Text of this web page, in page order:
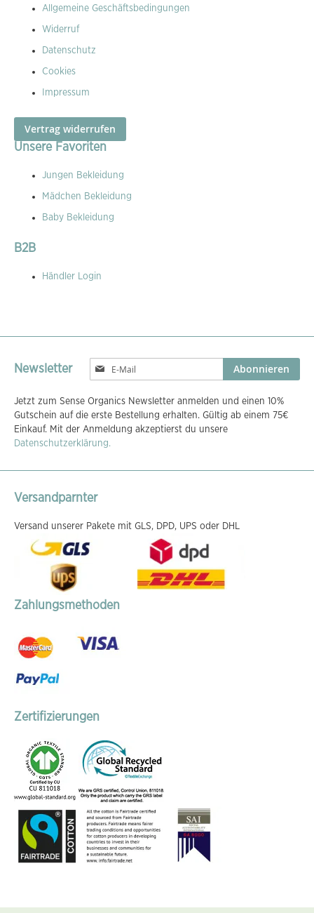
Allgemeine Geschäftsbedingungen
Widerruf
Datenschutz
Cookies
Impressum
Vertrag widerrufen
Unsere Favoriten
Jungen Bekleidung
Mädchen Bekleidung
Baby Bekleidung
B2B
Händler Login
Newsletter
Melden
Sie
für
unseren
Newsletter
an:
Abonnieren
Jetzt zum Sense Organics Newsletter anmelden und einen 10%
Gutschein auf die erste Bestellung erhalten. Gültig ab einem 75€
Einkauf. Mit der Anmeldung akzeptierst du unsere
Datenschutzerklärung.
Versandparnter
Versand unserer Pakete mit GLS, DPD, UPS oder DHL
Zahlungsmethoden
Zertifizierungen